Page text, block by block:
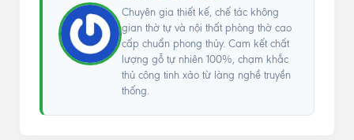
Chuyên gia thiết kế, chế tác không
gian thờ tự và nội thất phòng thờ cao
cấp chuẩn phong thủy. Cam kết chất
lượng gỗ tự nhiên 100%, chạm khắc
thủ công tinh xảo từ làng nghề truyền
thống.